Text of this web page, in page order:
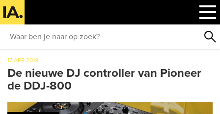
17 APR 2019
De nieuwe DJ controller van Pioneer
de DDJ-800